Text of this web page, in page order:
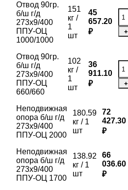
Отвод 90гр.
б/ш г/д
273х9/400
ППУ-ОЦ
1000/1000
151
кг /
1
шт
45
657.20
₽
+
Отвод 90гр.
б/ш г/д
273х9/400
ППУ-ОЦ
660/660
102
кг /
1
шт
36
911.10
₽
+
Неподвижная
опора б/ш г/д
273х9/400
ППУ-ОЦ 2000
180.59
кг / 1
шт
72
427.30
₽
Неподвижная
опора б/ш г/д
273х9/400
ППУ-ОЦ 1700
138.92
кг / 1
шт
66
036.60
₽